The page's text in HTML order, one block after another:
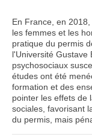
En France, en
les femmes et les
pratique du permis
l'Université Gustave
psychosociaux
études ont été
formation et des
pointer les effets de
sociales, favorisant
du permis, mais